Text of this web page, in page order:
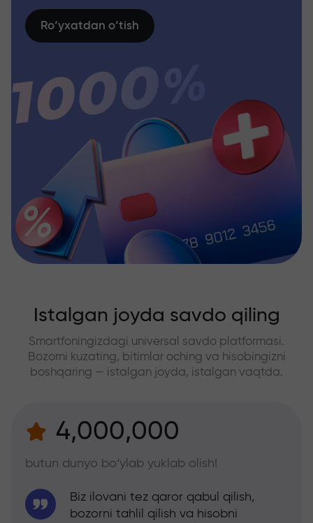
Ro‘yxatdan o‘tish
Istalgan joyda savdo qiling
Smartfoningizdagi universal savdo platformasi.
Bozorni kuzating, bitimlar oching va hisobingizni
boshqaring — istalgan joyda, istalgan vaqtda.
4,000,000
butun dunyo bo‘ylab yuklab olish!
Biz ilovani tez qaror qabul qilish,
bozorni tahlil qilish va hisobni